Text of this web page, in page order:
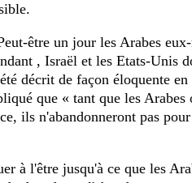
être un jour les Arabes
, Israël et les Etats-Unis
décrit de façon éloquente en
que « tant que les Arabes
ils n'abandonneront pas
à l'être jusqu'à ce que les